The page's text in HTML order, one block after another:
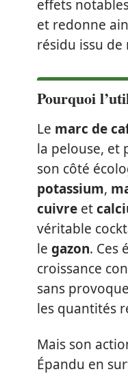
effets
et redonne
résidu issu
Pourquoi
Le marc de
la pelouse, et
son côté
potassium,
cuivre et
véritable
le gazon. Ces
croissance
sans
les quantités
Mais son
Épandu en